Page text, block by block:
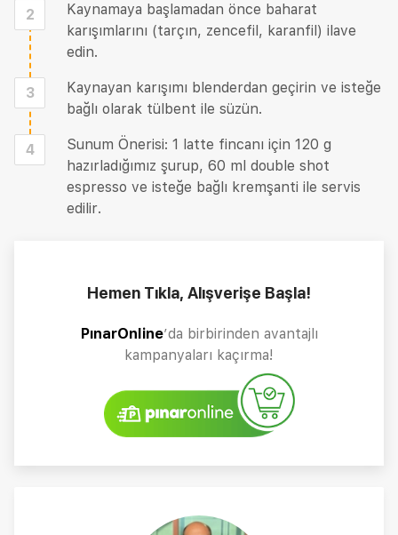
2
Kaynamaya başlamadan önce baharat
karışımlarını (tarçın, zencefil, karanfil) ilave
edin.
3
Kaynayan karışımı blenderdan geçirin ve isteğe
bağlı olarak tülbent ile süzün.
4
Sunum Önerisi: 1 latte fincanı için 120 g
hazırladığımız şurup, 60 ml double shot
espresso ve isteğe bağlı kremşanti ile servis
edilir.
Hemen Tıkla, Alışverişe Başla!
PınarOnline’da birbirinden avantajlı
kampanyaları kaçırma!